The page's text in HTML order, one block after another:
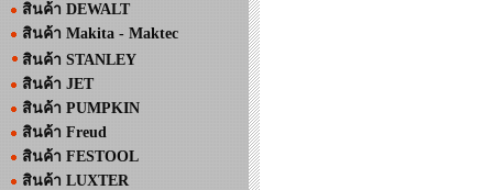
สินค้า DEWALT
สินค้า Makita - Maktec
สินค้า STANLEY
สินค้า JET
สินค้า PUMPKIN
สินค้า Freud
สินค้า FESTOOL
สินค้า LUXTER